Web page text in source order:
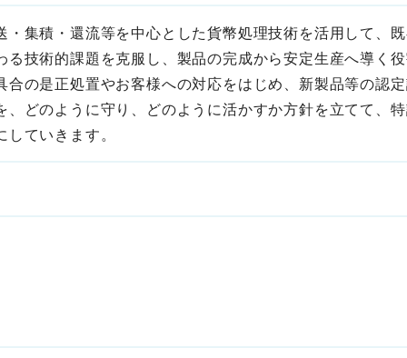
集積・還流等を中心とした貨幣処理技術を活用して
技術的課題を克服し、製品の完成から安定生産へ導
の是正処置やお客様への対応をはじめ、新製品等の
どのように守り、どのように活かすか方針を立てて
ていきます。